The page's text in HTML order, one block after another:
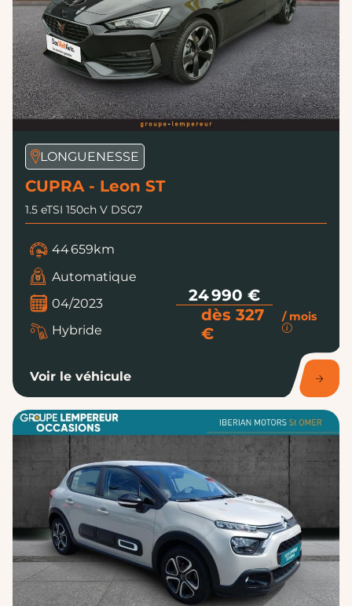
LONGUENESSE
CUPRA - Leon ST
1.5 eTSI 150ch V DSG7
44 659km
Automatique
04/2023
Hybride
24 990 €
dès 327
€
/ mois
Voir le véhicule